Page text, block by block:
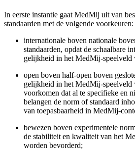
In eerste instantie gaat MedMij uit van
standaarden met de volgende voorkeuren:
internationale boven nationale
standaarden, opdat de schaalbare
gelijkheid in het MedMij-speelveld
open boven half-open boven
gelijkheid in het MedMij-speelveld
voorkomen dat al te specifieke en
belangen de norm of standaard
van toepasbaarheid in MedMij-
bewezen boven experimentele
de stabiliteit en kwaliteit van het
worden bevorderd;